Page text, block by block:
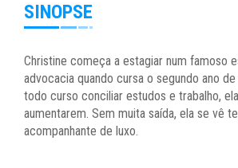
SINOPSE
Christine começa a estagiar num famoso
advocacia quando cursa o segundo ano
todo curso conciliar estudos e trabalho,
aumentarem. Sem muita saída, ela se vê
acompanhante de luxo.